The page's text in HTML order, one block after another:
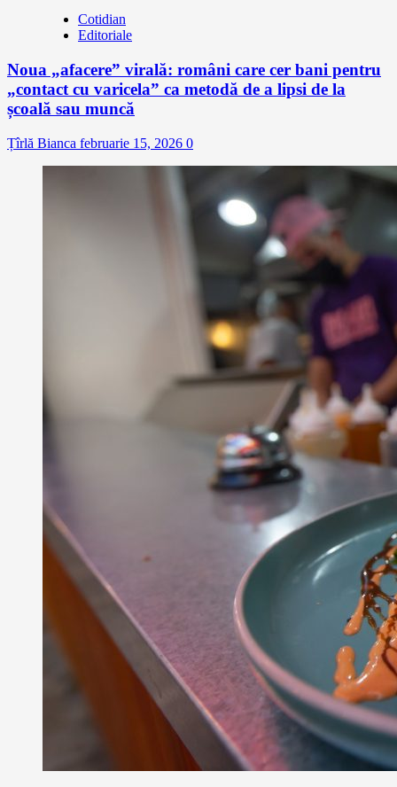
Cotidian
Editoriale
Noua „afacere” virală: români care cer bani pentru
„contact cu varicela” ca metodă de a lipsi de la
școală sau muncă
Țîrlă Bianca februarie 15, 2026 0